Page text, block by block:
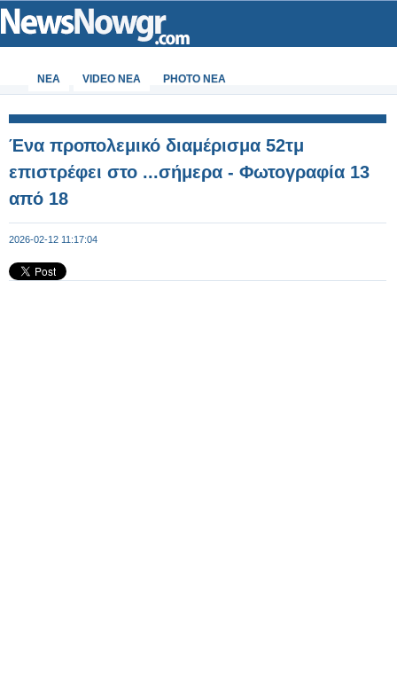
ΝΕΑ VIDEO NEA PHOTO NEA
Ένα προπολεμικό διαμέρισμα 52τμ
επιστρέφει στο ...σήμερα - Φωτογραφία 13
από 18
2026-02-12 11:17:04